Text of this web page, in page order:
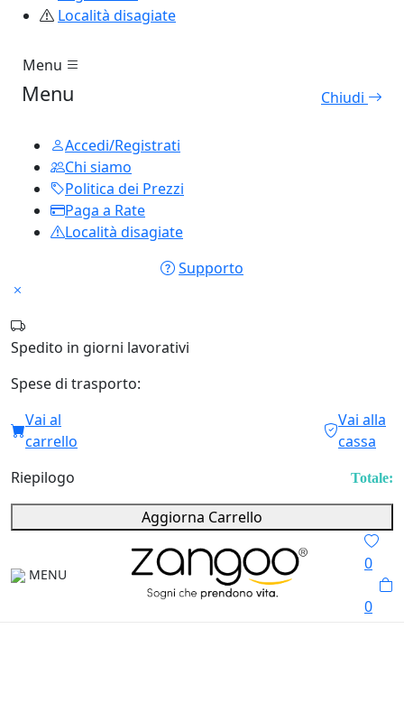
Località disagiate
Menu
Menu Chiudi
Accedi/Registrati
Chi siamo
Politica dei Prezzi
Paga a Rate
Località disagiate
Supporto
Spedito in giorni lavorativi
Spese di trasporto:
Vai al
carrello
Vai alla
cassa
Riepilogo
Totale:
Aggiorna Carrello
MENU
0
0